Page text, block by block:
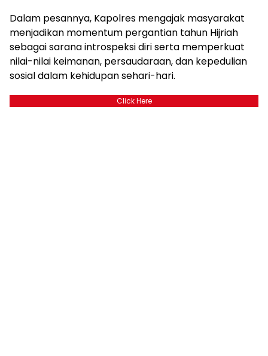
Dalam pesannya, Kapolres mengajak masyarakat
menjadikan momentum pergantian tahun Hijriah
sebagai sarana introspeksi diri serta memperkuat
nilai-nilai keimanan, persaudaraan, dan kepedulian
sosial dalam kehidupan sehari-hari.
Click Here